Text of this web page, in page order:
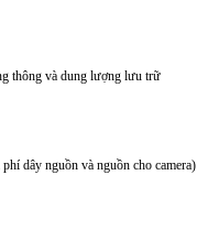
thông và dung lượng lưu trữ
dây nguồn và nguồn cho camera)